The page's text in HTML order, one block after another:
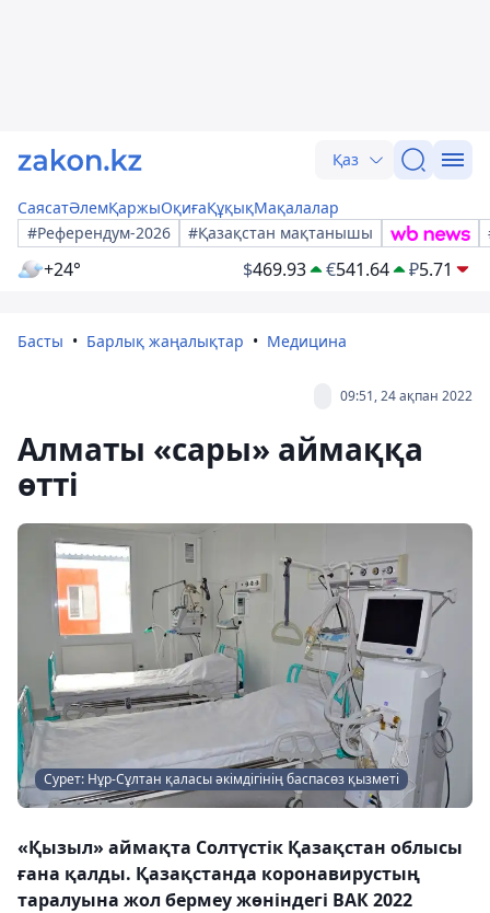
Қаз
СаясатӘлемҚаржыОқиғаҚұқықМақалалар
#Референдум-2026
#Қазақстан мақтанышы
+24° $469.93 €541.64 ₽5.71
Басты Барлық жаңалықтар Медицина
09:51, 24 ақпан 2022
Алматы «сары» аймаққа
өтті
Сурет: Нұр-Сұлтан қаласы әкімдігінің баспасөз қызметі
«Қызыл» аймақта Солтүстік Қазақстан облысы
ғана қалды. Қазақстанда коронавирустың
таралуына жол бермеу жөніндегі ВАК 2022